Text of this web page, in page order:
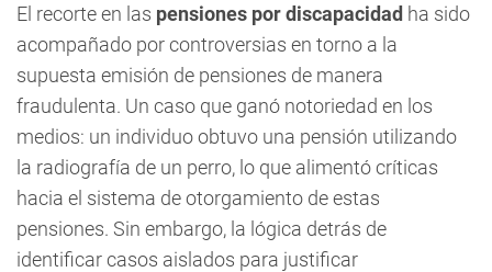
El recorte en las pensiones por discapacidad ha sido
acompañado por controversias en torno a la
supuesta emisión de pensiones de manera
fraudulenta. Un caso que ganó notoriedad en los
medios: un individuo obtuvo una pensión utilizando
la radiografía de un perro, lo que alimentó críticas
hacia el sistema de otorgamiento de estas
pensiones. Sin embargo, la lógica detrás de
identificar casos aislados para justificar